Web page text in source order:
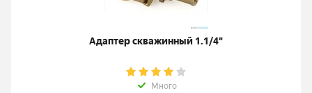
Адаптер скважинный 1.1/4"
Много